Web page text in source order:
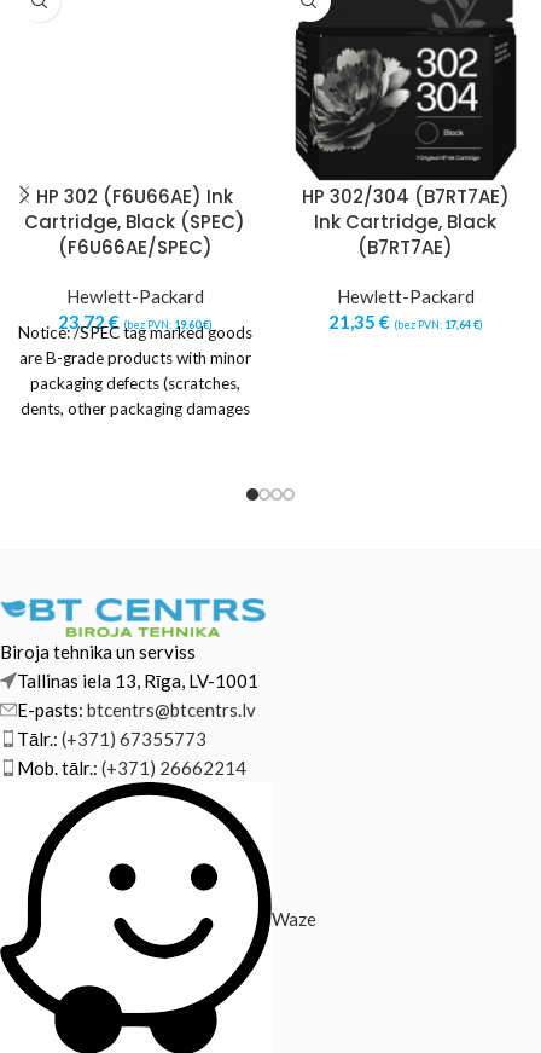
HP 302 (F6U66AE) Ink
Cartridge, Black (SPEC)
(F6U66AE/SPEC)
Hewlett-Packard
23,72€ (bez PVN: 19,60€)
Notice: /SPEC tag marked goods
are B-grade products with minor
packaging defects (scratches,
dents, other packaging damages
HP 302/304 (B7RT7AE)
Ink Cartridge, Black
(B7RT7AE)
Hewlett-Packard
21,35 € (bez PVN: 17,64€)
Biroja tehnika un serviss
Tallinas iela 13, Rīga, LV-1001
E-pasts: btcentrs@btcentrs.lv
Tālr.: (+371) 67355773
Mob. tālr.: (+371) 26662214
Waze